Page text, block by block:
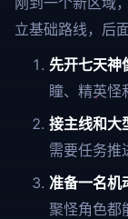
立基础路线，后
先开七天神
瞳、精英怪
接主线和大
需要任务推
准备一名机
聚怪角色都